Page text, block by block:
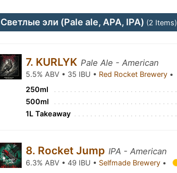
Светлые эли (Pale ale, APA, IPA) (2 Items)
7. KURLYK Pale Ale - American
5.5% ABV • 35 IBU • Red Rocket Brewery •
250ml
500ml
1L Takeaway
8. Rocket Jump IPA - American
6.3% ABV • 49 IBU • Selfmade Brewery •